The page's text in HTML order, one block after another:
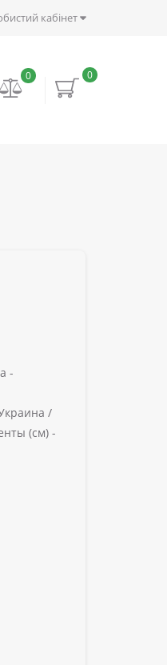
кабінет
0
0
-
/
(см) -